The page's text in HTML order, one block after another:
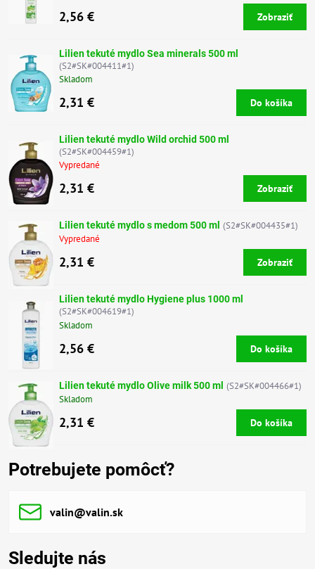
2,56 € Zobraziť
Lilien tekuté mydlo Sea minerals 500 ml
(S2#SK#004411#1)
Skladom
2,31 € Do košíka
Lilien tekuté mydlo Wild orchid 500 ml
(S2#SK#004459#1)
Vypredané
2,31 € Zobraziť
Lilien tekuté mydlo s medom 500 ml (S2#SK#004435#1)
Vypredané
2,31 € Zobraziť
Lilien tekuté mydlo Hygiene plus 1000 ml
(S2#SK#004619#1)
Skladom
2,56 € Do košíka
Lilien tekuté mydlo Olive milk 500 ml (S2#SK#004466#1)
Skladom
2,31 € Do košíka
Potrebujete pomôcť?
valin​@valin​.sk
Sledujte nás